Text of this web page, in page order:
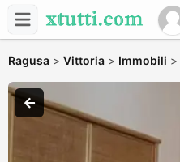
Ragusa > Vittoria > Immobili >